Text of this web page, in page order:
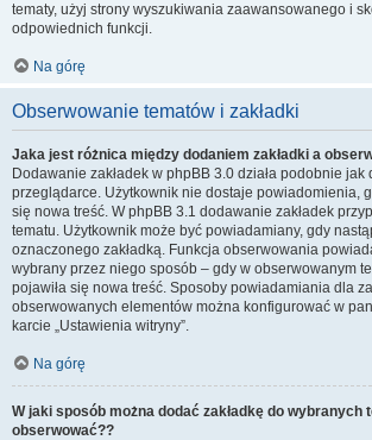
tematy, użyj strony wyszukiwania zaawansowanego i
odpowiednich funkcji.
Na górę
Obserwowanie tematów i zakładki
Jaka jest różnica między dodaniem zakładki a
Dodawanie zakładek w phpBB 3.0 działa podobnie jak
przeglądarce. Użytkownik nie dostaje powiadomienia,
się nowa treść. W phpBB 3.1 dodawanie zakładek
tematu. Użytkownik może być powiadamiany, gdy
oznaczonego zakładką. Funkcja obserwowania
wybrany przez niego sposób – gdy w obserwowanym
pojawiła się nowa treść. Sposoby powiadamiania dla
obserwowanych elementów można konfigurować w
karcie „Ustawienia witryny”.
Na górę
W jaki sposób można dodać zakładkę do wybranych
obserwować??